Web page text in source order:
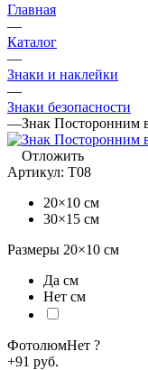
Главная
—
Каталог
—
Знаки и наклейки
—
Знаки безопасности
—Знак Посторонним
Отложить
Артикул: T08
20×10 см
30×15 см
Размеры 20×10 см
Да см
Нет см
ФотолюмНет ?
+91 руб.